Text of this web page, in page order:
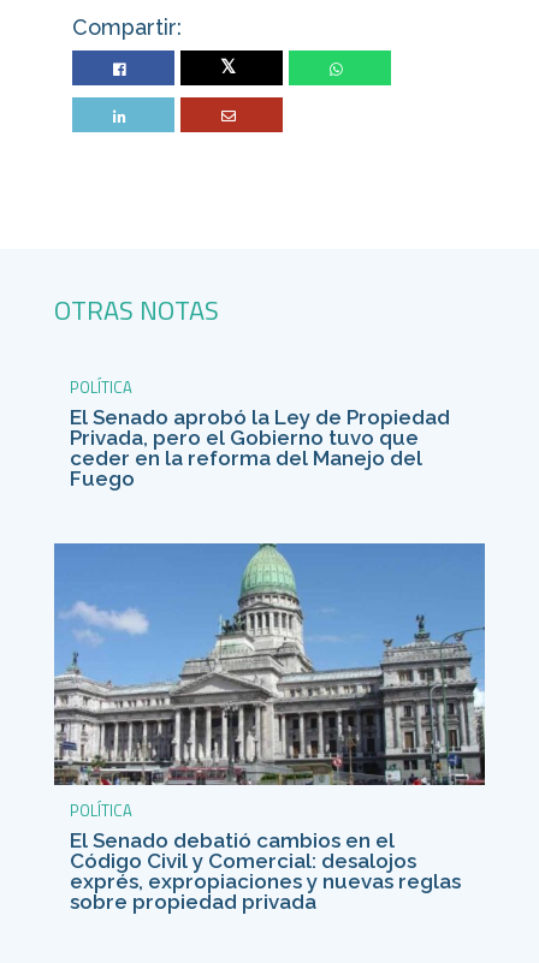
Compartir:
Twitter
OTRAS NOTAS
POLÍTICA
El Senado aprobó la Ley de Propiedad
Privada, pero el Gobierno tuvo que
ceder en la reforma del Manejo del
Fuego
POLÍTICA
El Senado debatió cambios en el
Código Civil y Comercial: desalojos
exprés, expropiaciones y nuevas reglas
sobre propiedad privada